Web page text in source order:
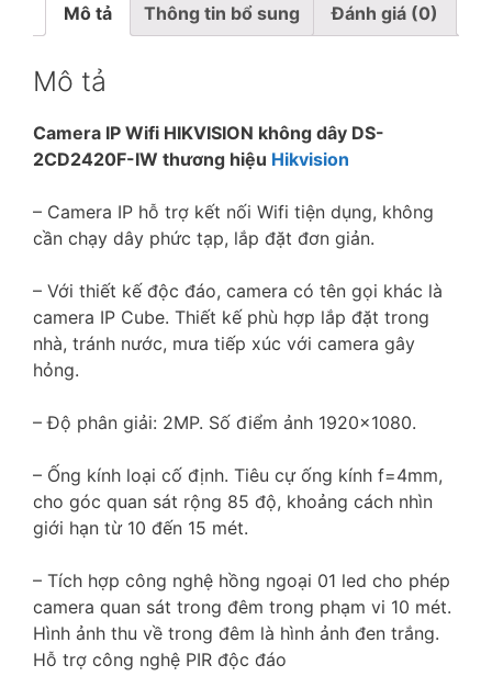
Mô tả Thông tin bổ sung Đánh giá (0)
Mô tả
Camera IP Wifi HIKVISION không dây DS-
2CD2420F-IW thương hiệu Hikvision
– Camera IP hỗ trợ kết nối Wifi tiện dụng, không
cần chạy dây phức tạp, lắp đặt đơn giản.
– Với thiết kế độc đáo, camera có tên gọi khác là
camera IP Cube. Thiết kế phù hợp lắp đặt trong
nhà, tránh nước, mưa tiếp xúc với camera gây
hỏng.
– Độ phân giải: 2MP. Số điểm ảnh 1920×1080.
– Ống kính loại cố định. Tiêu cự ống kính f=4mm,
cho góc quan sát rộng 85 độ, khoảng cách nhìn
giới hạn từ 10 đến 15 mét.
– Tích hợp công nghệ hồng ngoại 01 led cho phép
camera quan sát trong đêm trong phạm vi 10 mét.
Hình ảnh thu về trong đêm là hình ảnh đen trắng.
Hỗ trợ công nghệ PIR độc đáo